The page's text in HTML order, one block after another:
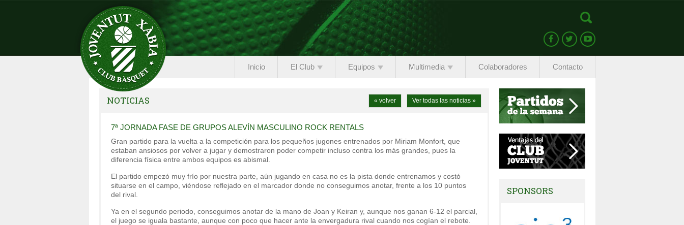
Inicio El Club Equipos Multimedia Colaboradores Contacto
NOTICIAS Ver todas las noticias »
« volver
7ª JORNADA FASE DE GRUPOS ALEVÍN MASCULINO ROCK RENTALS
Gran partido para la vuelta a la competición para los pequeños jugones entrenados por Miriam Monfort, que
estaban ansiosos por volver a jugar y demostraron poder competir incluso contra los más grandes, pues la
diferencia física entre ambos equipos es abismal.
El partido empezó muy frío por nuestra parte, aún jugando en casa no es la pista donde entrenamos y costó
situarse en el campo, viéndose reflejado en el marcador donde no conseguimos anotar, frente a los 10 puntos
del rival.
Ya en el segundo periodo, conseguimos anotar de la mano de Joan y Keiran y, aunque nos ganan 6-12 el parcial,
el juego se iguala bastante, aunque con poco que hacer ante la envergadura rival cuando nos cogían el rebote.
SPONSORS